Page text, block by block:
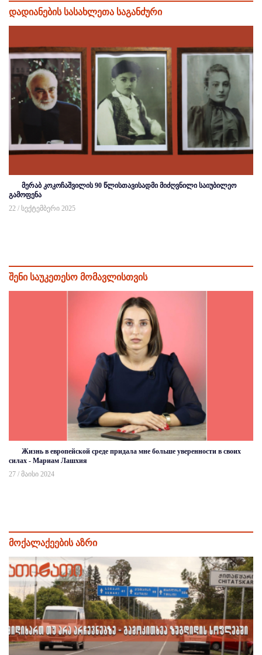
დადიანების სასახლეთა საგანძური
მერაბ კოკოჩაშვილის 90 წლისთავისადმი მიძღვნილი საიუბილეო
გამოფენა
22 / სექტემბერი 2025
შენი საუკეთესო მომავლისთვის
Жизнь в европейской среде придала мне больше уверенности в своих
силах - Мариам Лашхия
27 / მაისი 2024
მოქალაქეების აზრი